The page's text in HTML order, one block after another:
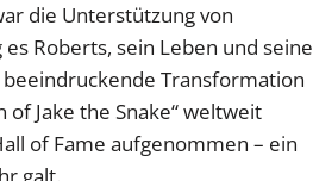
die Unterstützung von
es Roberts, sein Leben und seine
Transformation
Jake the Snake“ weltweit
of Fame aufgenommen – ein